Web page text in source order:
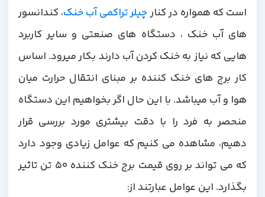
است که همواره در کنارچیلر تراکمی آب خنک، کندانسور
های آب خنک ، دستگاه های صنعتی و سایر کاربرد
هایی که نیاز به خنک کردن آب دارند بکار میرود. اساس
کار برج های خنک کننده بر مبنای انتقال حرارت میان
هوا و آب میباشد. با این حال اگر بخواهیم این دستگاه
منحصر به فرد را با دقت بیشتری مورد بررسی قرار
دهیم، مشاهده می کنیم که عوامل زیادی وجود دارد
که می تواند بر روی قیمت برج خنک کننده 50 تن تاثیر
بگذارد. این عوامل عبارتند از: